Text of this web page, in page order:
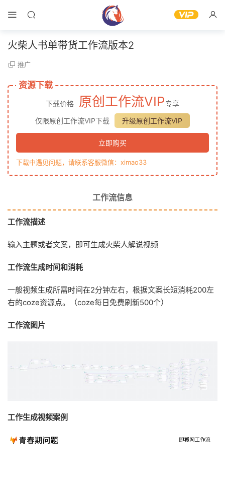
火柴人书单带货工作流版本2
推广
资源下载
下载价格 原创工作流VIP专享
仅限原创工作流VIP下载
升级原创工作流VIP
立即购买
下载中遇见问题，请联系客服微信：ximao33
工作流信息
工作流描述
输入主题或者文案，即可生成火柴人解说视频
工作流生成时间和消耗
一般视频生成所需时间在2分钟左右，根据文案长短消耗200左
右的coze资源点。（coze每日免费刷新500个）
工作流图片
工作生成视频案例